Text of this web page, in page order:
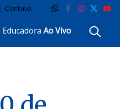
Contato
EducadoraAo Vivo